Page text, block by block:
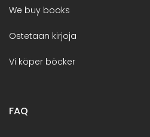
We buy books
Ostetaan kirjoja
Vi köper böcker
FAQ